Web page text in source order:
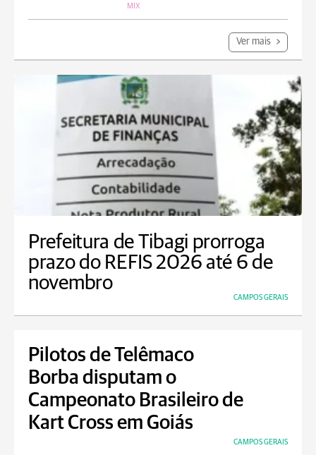
MIX
Ver mais
Prefeitura de Tibagi prorroga
prazo do REFIS 2026 até 6 de
novembro
CAMPOS GERAIS
Pilotos de Telêmaco
Borba disputam o
Campeonato Brasileiro de
Kart Cross em Goiás
CAMPOS GERAIS